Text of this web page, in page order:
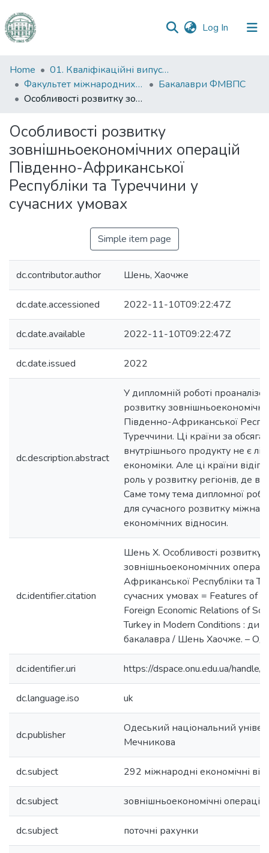
Log In (current)
Communities
&
Collections
Statistics
Home
01. Кваліфікаційні випускні роботи здобувачів вищої освіти
Факультет міжнародних відносин, політології та соціології
Бакалаври ФМВПС
Особливості розвитку зовнішньоекономічних операцій Південно-Африканської Республіки та Туреччини у сучасних умовах
Особливості розвитку
зовнішньоекономічних операцій
Південно-Африканської
Республіки та Туреччини у
сучасних умовах
Simple item page
dc.contributor.author Шень, Хаочже
dc.date.accessioned 2022-11-10T09:22:47Z
dc.date.available 2022-11-10T09:22:47Z
dc.date.issued 2022
dc.description.abstract
У дипломній роботі
розвитку
Південно-Африканської
Туреччини. Ці країни за
внутрішнього продукту не є
економіки. Але ці країни
роль у розвитку регіонів, де
Саме тому тема дипломної
для сучасного розвитку
економічних відносин.
dc.identifier.citation
Шень Х. Особливості розвитку
зовнішньоекономічних
Африканської Республіки та
сучасних умовах = Features of
Foreign Economic Relations of
Turkey in Modern Conditions :
бакалавра / Шень Хаочже. –
dc.identifier.uri https://dspace.onu.edu.ua/
dc.language.iso uk
dc.publisher
Одеський національний
Мечникова
dc.subject 292 міжнародні економічні
dc.subject зовнішньоекономічні операції
dc.subject поточні рахунки